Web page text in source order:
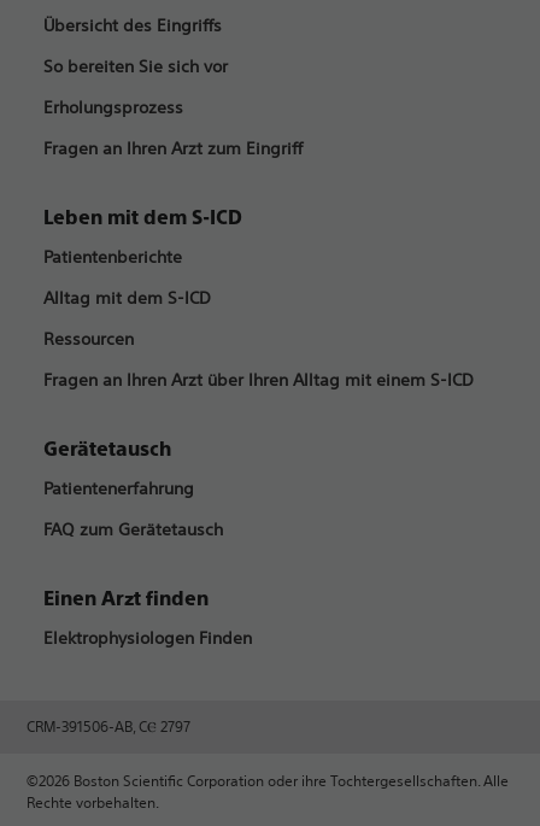
Übersicht des Eingriffs
So bereiten Sie sich vor
Erholungsprozess
Fragen an Ihren Arzt zum Eingriff
Leben mit dem S-ICD
Patientenberichte
Alltag mit dem S-ICD
Ressourcen
Fragen an Ihren Arzt über Ihren Alltag mit einem S-ICD
Gerätetausch
Patientenerfahrung
FAQ zum Gerätetausch
Einen Arzt finden
Elektrophysiologen Finden
CRM-391506-AB, CⲈ 2797
©2026 Boston Scientific Corporation oder ihre Tochtergesellschaften. Alle
Rechte vorbehalten.